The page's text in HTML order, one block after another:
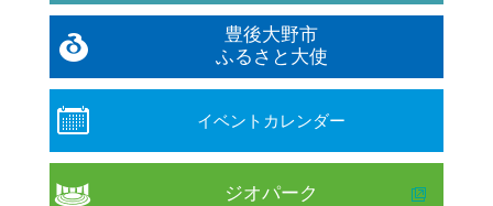
豊後大野市
ふるさと大使
イベントカレンダー
ジオパーク